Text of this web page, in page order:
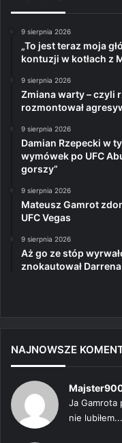
9 sierpnia 2026
„To jest teraz moja
kontuzji w kotłach z
9 sierpnia 2026
Zmiana warty – czyli
rozmontował
9 sierpnia 2026
Damian Rzepecki w
wymówek po UFC
gorszy”
9 sierpnia 2026
Mateusz Gamrot
UFC Vegas
9 sierpnia 2026
Aż go ze stóp
znokautował
NAJNOWSZE
Ja Gamrota
nie